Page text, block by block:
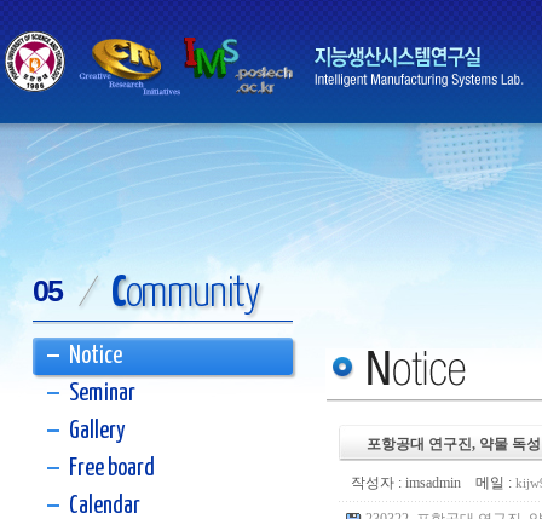
05 / Community
Notice
Seminar
Gallery
Free board
Calendar
포항공대 연구진, 약물 독
작성자 : imsadmin 메일 :